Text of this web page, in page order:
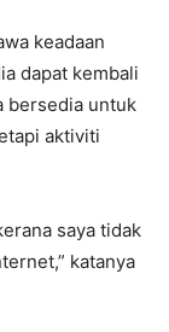
keadaan
dapat kembali
bersedia untuk
aktiviti
saya tidak
katanya